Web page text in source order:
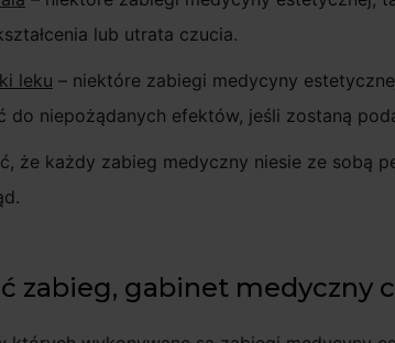
lub utrata czucia.
leku – niektóre zabiegi medycyny
niepożądanych efektów, jeśli zostaną
że każdy zabieg medyczny niesie ze sobą
zabieg, gabinet medyczny